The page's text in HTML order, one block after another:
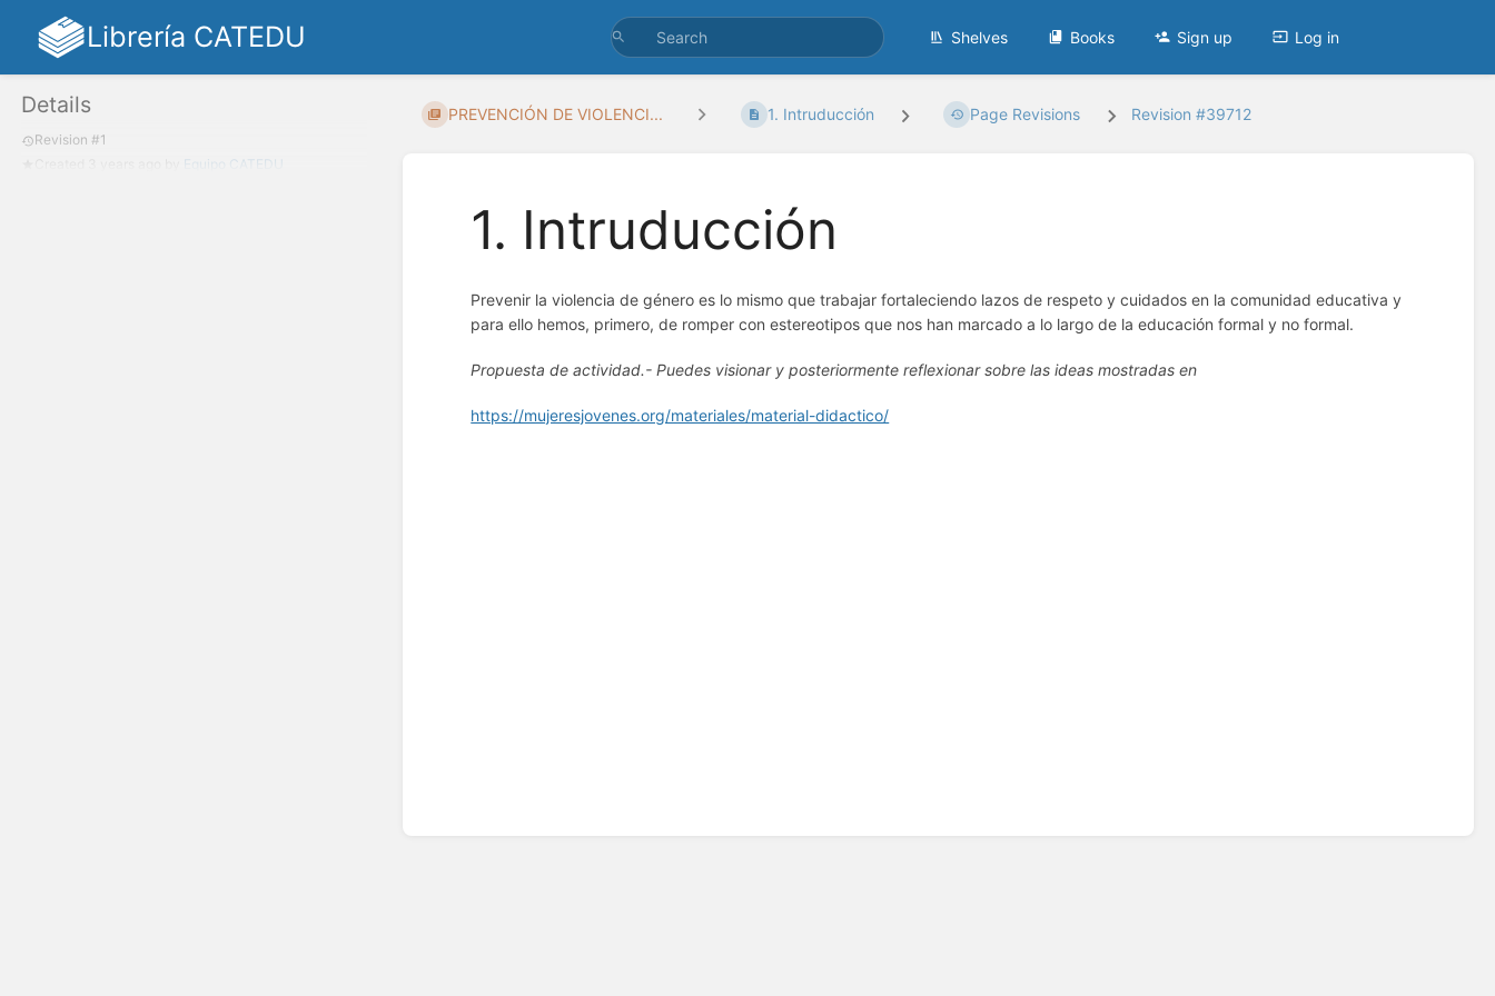
Librería CATEDU Shelves Books Sign up Log in
Details
Revision #1
Equipo CATEDU
PREVENCIÓN DE VIOLENCI... 1. Intruducción Page Revisions Revision #39712
1. Intruducción
Prevenir la violencia de género es lo mismo que trabajar fortaleciendo lazos de respeto y cuidados en la comunidad educativa y
para ello hemos, primero, de romper con estereotipos que nos han marcado a lo largo de la educación formal y no formal.
Propuesta de actividad.- Puedes visionar y posteriormente reflexionar sobre las ideas mostradas en
https://mujeresjovenes.org/materiales/material-didactico/